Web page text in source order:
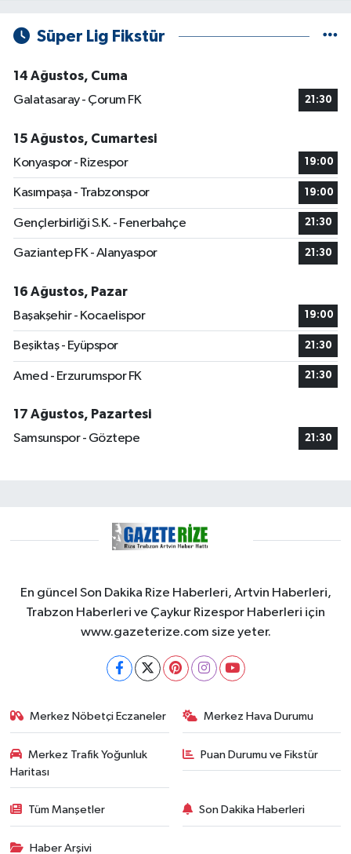
Süper Lig Fikstür
14 Ağustos, Cuma
Galatasaray - Çorum FK
21:30
15 Ağustos, Cumartesi
Konyaspor - Rizespor
19:00
Kasımpaşa - Trabzonspor 19:00
Gençlerbirliği S.K. - Fenerbahçe 21:30
Gaziantep FK - Alanyaspor 21:30
16 Ağustos, Pazar
Başakşehir - Kocaelispor
19:00
Beşiktaş - Eyüpspor 21:30
Amed - Erzurumspor FK 21:30
17 Ağustos, Pazartesi
Samsunspor - Göztepe
21:30
En güncel Son Dakika Rize Haberleri, Artvin Haberleri,
Trabzon Haberleri ve Çaykur Rizespor Haberleri için
www.gazeterize.com size yeter.
Merkez Nöbetçi Eczaneler Merkez Hava Durumu
Merkez Trafik Yoğunluk
Haritası
Puan Durumu ve Fikstür
Tüm Manşetler Son Dakika Haberleri
Haber Arşivi